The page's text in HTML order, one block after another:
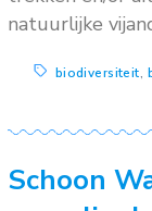
Er zijn
Het is